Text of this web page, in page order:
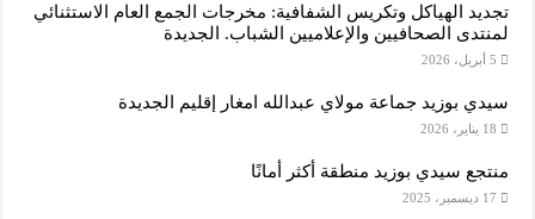
تجديد الهياكل وتكريس الشفافية: مخرجات الجمع العام الاستثنائي
لمنتدى الصحافيين والإعلاميين الشباب. الجديدة
5 أبريل، 2026
سيدي بوزيد جماعة مولاي عبدالله امغار إقليم الجديدة
18 يناير، 2026
منتجع سيدي بوزيد منطقة أكثر أمانًا
17 ديسمبر، 2025